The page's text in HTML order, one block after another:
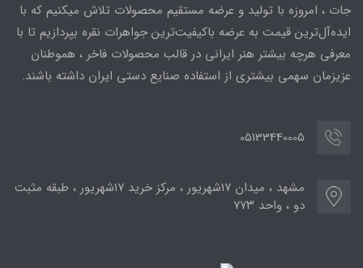
جات ، امروزه با تولید و عرضه مستقیم محصولات تلاش میکنیم که با
ایده‌آل‌ترین قیمت به عرضه باکیفیت‌ترین جواهرات نقره بپردازیم تا با
معرفی هرچه بیشتر هنر ایرانی در قالب محصولات فاخر ، هموطنان
عزیزمان سهمی بیشتری از استفاده صنایع دستی ایران داشته باشند.
05133440005
مشهد ، میدان ۱۷شهریور ، مرکز خرید ۱۷شهریور ، طبقه مثبت
دو ، واحد ۷۷۳